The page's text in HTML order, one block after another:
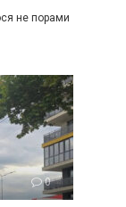
не порами
0